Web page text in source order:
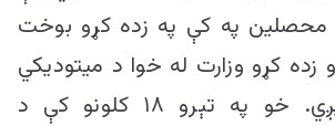
۳۰۰ زره محصلین په کې په زده کړو بوخت
زده کړو وزارت له خوا د میتودیکي
نظره رهبري کیږي. خو په تېرو ۱۸ کلونو کې د